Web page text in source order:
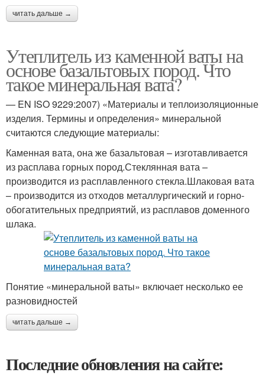
читать дальше →
Утеплитель из каменной ваты на
основе базальтовых пород. Что
такое минеральная вата?
— EN ISO 9229:2007) «Материалы и теплоизоляционные
изделия. Термины и определения» минеральной
считаются следующие материалы:
Каменная вата, она же базальтовая – изготавливается
из расплава горных пород.Стеклянная вата –
производится из расплавленного стекла.Шлаковая вата
– производится из отходов металлургический и горно-
обогатительных предприятий, из расплавов доменного
шлака.
Понятие «минеральной ваты» включает несколько ее
разновидностей
читать дальше →
Последние обновления на сайте: